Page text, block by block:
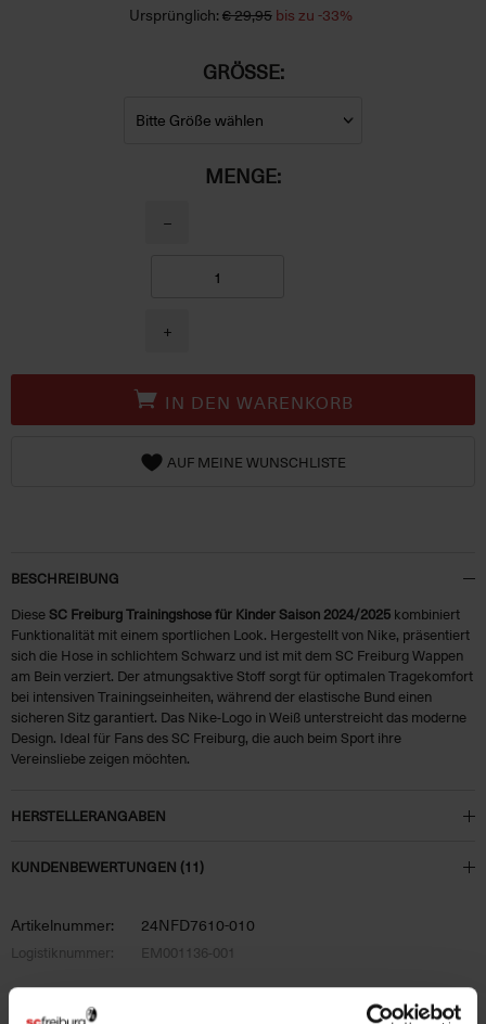
Ursprünglich:€ 29,95bis zu -33%
GRÖSSE:
MENGE:
−
+
IN DEN WARENKORB
AUF MEINE WUNSCHLISTE
BESCHREIBUNG
Diese SC Freiburg Trainingshose für Kinder Saison 2024/2025 kombiniert
Funktionalität mit einem sportlichen Look. Hergestellt von Nike, präsentiert
sich die Hose in schlichtem Schwarz und ist mit dem SC Freiburg Wappen
am Bein verziert. Der atmungsaktive Stoff sorgt für optimalen Tragekomfort
bei intensiven Trainingseinheiten, während der elastische Bund einen
sicheren Sitz garantiert. Das Nike-Logo in Weiß unterstreicht das moderne
Design. Ideal für Fans des SC Freiburg, die auch beim Sport ihre
Vereinsliebe zeigen möchten.
HERSTELLERANGABEN
KUNDENBEWERTUNGEN (11)
Artikelnummer: 24NFD7610-010
Logistiknummer: EM001136-001